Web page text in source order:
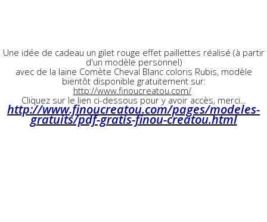
Une idée de cadeau un gilet rouge effet paillettes réalisé (à partir
d'un modèle personnel)
avec de la laine Comète Cheval Blanc coloris Rubis, modèle
bientôt disponible gratuitement sur:
http://www.finoucreatou.com/
Cliquez sur le lien ci-dessous pour y avoir accès, merci...
http://www.finoucreatou.com/pages/modeles-
gratuits/pdf-gratis-finou-creatou.html